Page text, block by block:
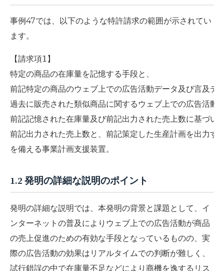
事例47では、以下のような特許請求の範囲が示されてい
ます。
【請求項1】
特定の商品の在庫量を記憶する手段と、
前記特定の商品のウェブ上での広告活動データ及び言及デ
過去に販売された類似商品に関するウェブ上での広告活
前記記憶された在庫量及び前記出力された売上数に基づ
前記出力された売上数と、前記策定した生産計画を出力す
を備える事業計画支援装置。
1.2 発明の詳細な説明のポイント
発明の詳細な説明では、本発明の背景と課題として、イ
ンターネットの普及によりウェブ上での広告活動が商品
の売上促進のための有効な手段となっているものの、実
際の広告活動の効果はリアルタイムでの判断が難しく、
試行錯誤の中で在庫量不足などにより商機を逸するリス